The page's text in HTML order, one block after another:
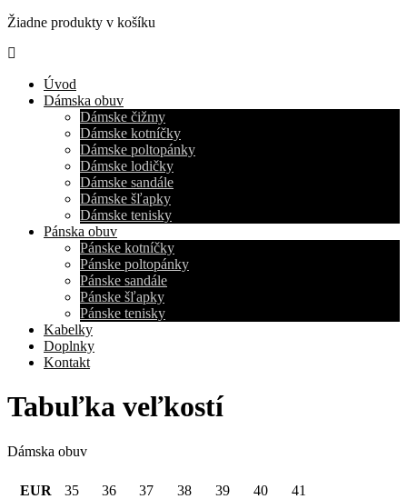
Žiadne produkty v košíku
Úvod
Dámska obuv
Dámske čižmy
Dámske kotníčky
Dámske poltopánky
Dámske lodičky
Dámske sandále
Dámske šľapky
Dámske tenisky
Pánska obuv
Pánske kotníčky
Pánske poltopánky
Pánske sandále
Pánske šľapky
Pánske tenisky
Kabelky
Doplnky
Kontakt
Tabuľka veľkostí
Dámska obuv
EUR 35 36 37 38 39 40
41